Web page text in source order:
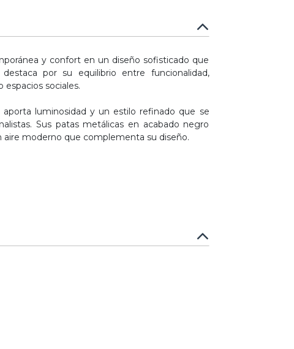
y confort en un diseño sofisticado que
por su equilibrio entre funcionalidad,
sociales.
luminosidad y un estilo refinado que se
Sus patas metálicas en acabado negro
aire moderno que complementa su diseño.